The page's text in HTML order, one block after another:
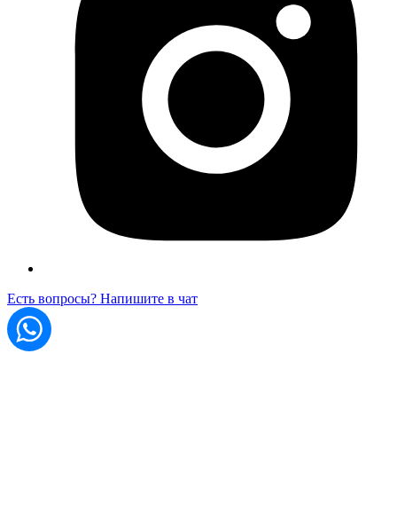
Есть вопросы? Напишите в чат